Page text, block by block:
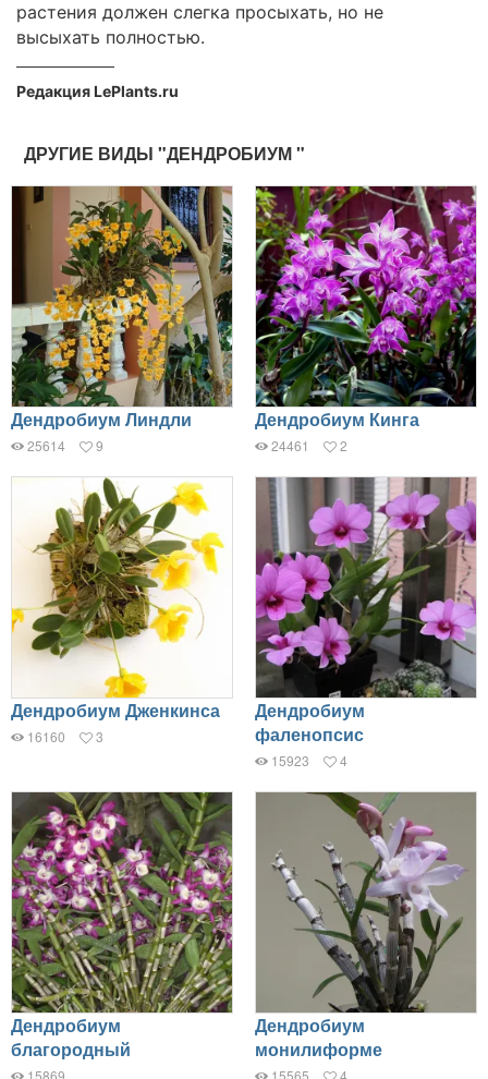
растения должен слегка просыхать, но не
высыхать полностью.
Редакция LePlants.ru
ДРУГИЕ ВИДЫ "ДЕНДРОБИУМ "
Дендробиум Линдли
25614 9
Дендробиум Кинга
24461 2
Дендробиум Дженкинса
16160 3
Дендробиум
фаленопсис
15923 4
Дендробиум
благородный
Дендробиум
монилиформе